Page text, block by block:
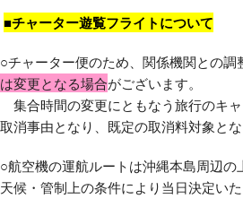
■チャーター遊覧フライトについて
○チャーター便のため、関係機関との調
は変更となる場合がございます。
集合時間の変更にともなう旅行のキ
取消事由となり、既定の取消料対象とな
○航空機の運航ルートは沖縄本島周辺の
天候・管制上の条件により当日決定いた